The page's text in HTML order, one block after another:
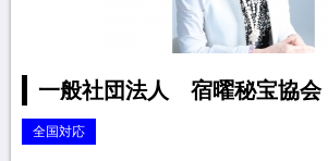
一般社団法人 宿曜秘宝協会
全国対応